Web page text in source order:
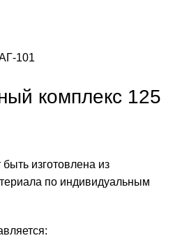
101
комплекс 125
изготовлена из
по индивидуальным